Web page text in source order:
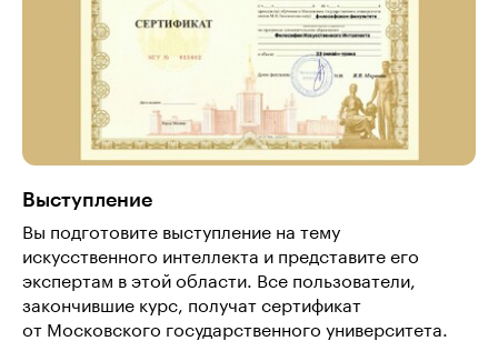
Выступление
Вы подготовите выступление на тему
искусственного интеллекта и представите его
экспертам в этой области. Все пользователи,
закончившие курс, получат сертификат
от Московского государственного университета.